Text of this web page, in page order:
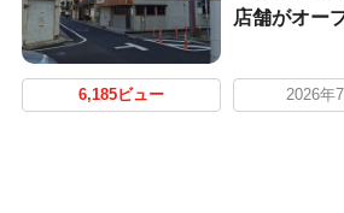
店舗がオー
6,185ビュー 2026年